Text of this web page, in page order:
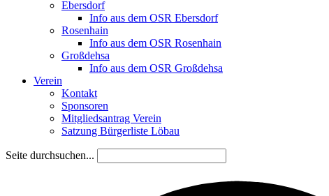
Ebersdorf
Info aus dem OSR Ebersdorf
Rosenhain
Info aus dem OSR Rosenhain
Großdehsa
Info aus dem OSR Großdehsa
Verein
Kontakt
Sponsoren
Mitgliedsantrag Verein
Satzung Bürgerliste Löbau
Seite durchsuchen...